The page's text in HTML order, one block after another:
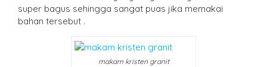
super bagus sehingga sangat puas jika memakai
bahan tersebut .
makam kristen granit